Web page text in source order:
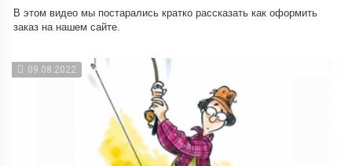
В этом видео мы постарались кратко рассказать как оформить
заказ на нашем сайте.
09.08.2022